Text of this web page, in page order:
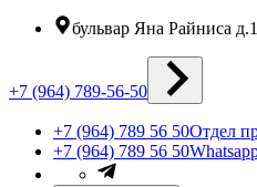
бульвар Яна Райниса
+7 (964) 789-56-50
+7 (964) 789 56 50Отдел
+7 (964) 789 56 50